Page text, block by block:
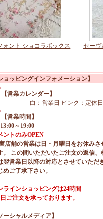
ォント ショコラボックス
セーヴ
ョッピングインフォメーション】
【営業カレンダー】
白：営業日 ピンク：定休日
【営業時間】
～19:00
ントのみOPEN
店舗の営業は日・月曜日をお休みさ
。 この間いただいたご注文の返信、
翌営業日以降の対応とさせていただ
めご了承下さい。
ラインショッピングは24時間
ご注文を承っております。
ーシャルメディア】